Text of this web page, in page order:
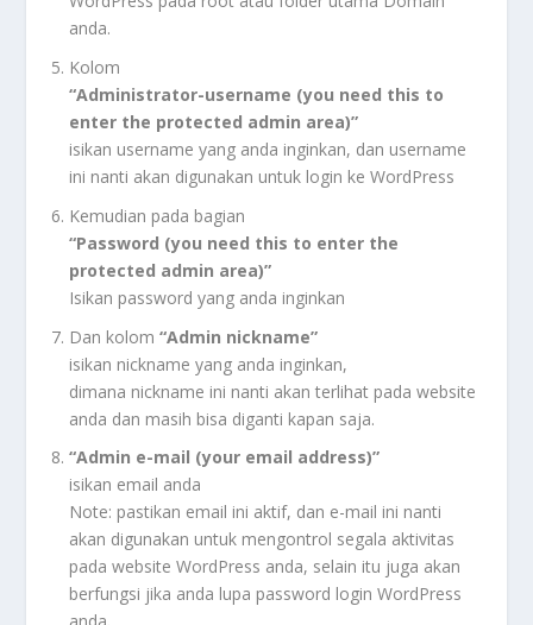
anda.
Kolom
“Administrator-username (you need this to
enter the protected admin area)”
isikan username yang anda inginkan, dan username
ini nanti akan digunakan untuk login ke WordPress
Kemudian pada bagian
“Password (you need this to enter the
protected admin area)”
Isikan password yang anda inginkan
Dan kolom“Admin nickname”
isikan nickname yang anda inginkan,
dimana nickname ini nanti akan terlihat pada website
anda dan masih bisa diganti kapan saja.
“Admin e-mail (your email address)”
isikan email anda
Note: pastikan email ini aktif, dan e-mail ini nanti
akan digunakan untuk mengontrol segala aktivitas
pada website WordPress anda, selain itu juga akan
berfungsi jika anda lupa password login WordPress